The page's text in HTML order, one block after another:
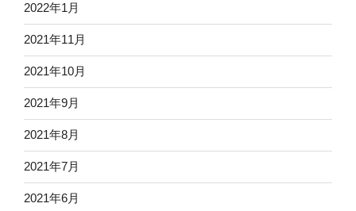
2022年1月
2021年11月
2021年10月
2021年9月
2021年8月
2021年7月
2021年6月